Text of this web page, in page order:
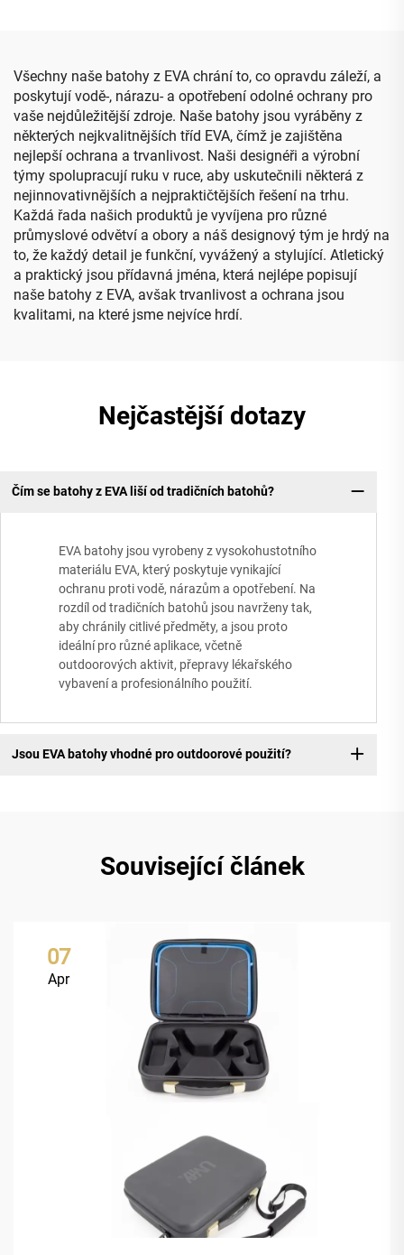
Všechny naše batohy z EVA chrání to, co opravdu záleží, a
poskytují vodě-, nárazu- a opotřebení odolné ochrany pro
vaše nejdůležitější zdroje. Naše batohy jsou vyráběny z
některých nejkvalitnějších tříd EVA, čímž je zajištěna
nejlepší ochrana a trvanlivost. Naši designéři a výrobní
týmy spolupracují ruku v ruce, aby uskutečnili některá z
nejinnovativnějších a nejpraktičtějších řešení na trhu.
Každá řada našich produktů je vyvíjena pro různé
průmyslové odvětví a obory a náš designový tým je hrdý na
to, že každý detail je funkční, vyvážený a stylující. Atletický
a praktický jsou přídavná jména, která nejlépe popisují
naše batohy z EVA, avšak trvanlivost a ochrana jsou
kvalitami, na které jsme nejvíce hrdí.
Nejčastější dotazy
Čím se batohy z EVA liší od tradičních batohů?
EVA batohy jsou vyrobeny z vysokohustotního
materiálu EVA, který poskytuje vynikající
ochranu proti vodě, nárazům a opotřebení. Na
rozdíl od tradičních batohů jsou navrženy tak,
aby chránily citlivé předměty, a jsou proto
ideální pro různé aplikace, včetně
outdoorových aktivit, přepravy lékařského
vybavení a profesionálního použití.
Jsou EVA batohy vhodné pro outdoorové použití?
Související článek
07
Apr